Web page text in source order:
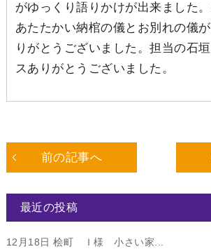
がゆっくり語りかけが出来ました
あたたかい納棺の儀とお別れの儀
りがとうございました。担当の石
スありがとうございました。
前の記事へ
最近の投稿
12月18日 桧町 Ｉ様 小さい家...